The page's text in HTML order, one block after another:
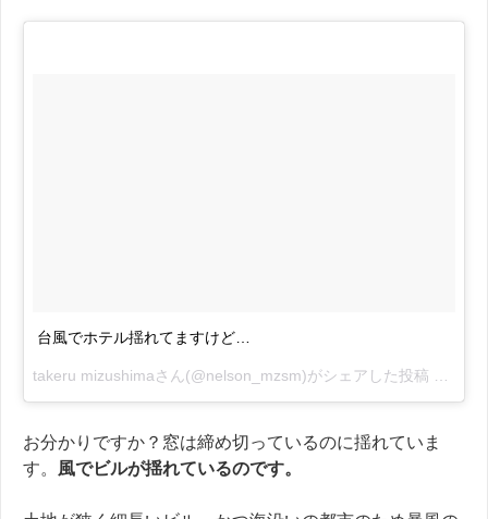
台風でホテル揺れてますけど…
お分かりですか？窓は締め切っているのに揺れていま
す。 風でビルが揺れているのです。